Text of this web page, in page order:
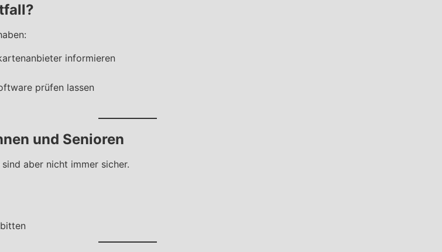
informieren
prüfen lassen
und Senioren
aber nicht immer sicher.